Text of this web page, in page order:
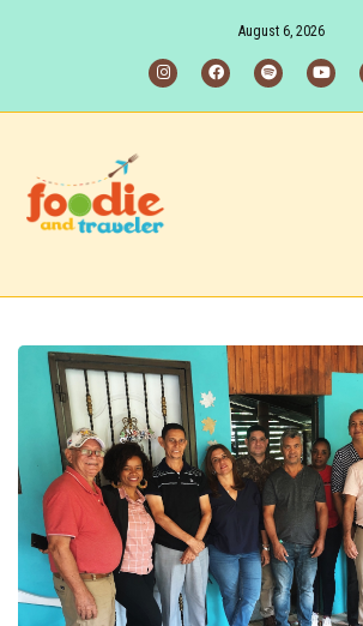
August 6, 2026